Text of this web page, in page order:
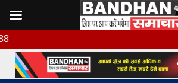
Skip
to
content